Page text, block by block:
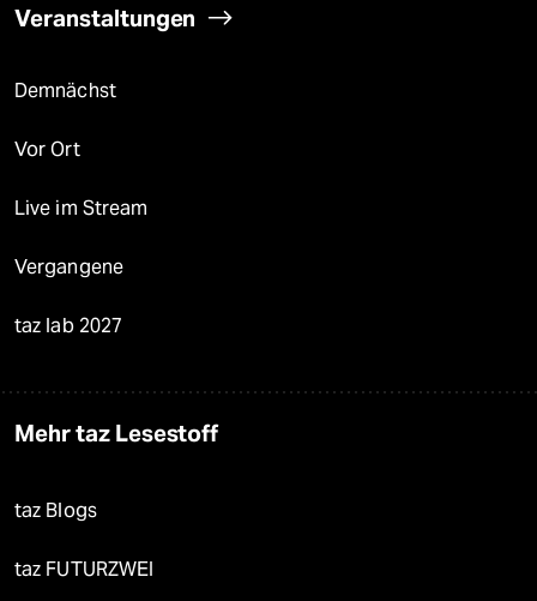
Veranstaltungen
Demnächst
Vor Ort
Live im Stream
Vergangene
taz lab 2027
Mehr taz Lesestoff
taz Blogs
taz FUTURZWEI